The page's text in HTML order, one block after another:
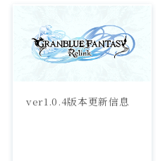
ver1.0.4版本更新信息